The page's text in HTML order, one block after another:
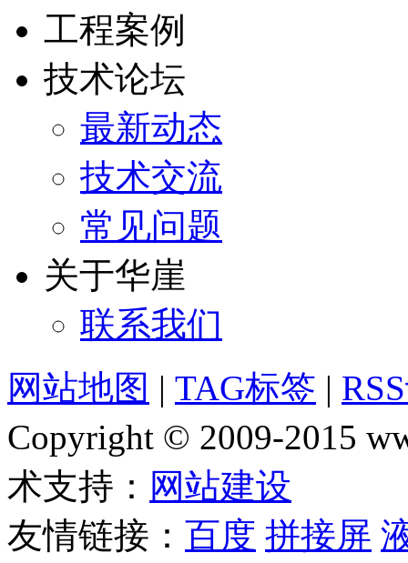
工程案例
技术论坛
最新动态
技术交流
常见问题
关于华崖
联系我们
网站地图 | TAG标签 |
Copyright © 2009-2015
术支持： 网站建设
友情链接： 百度 拼接屏